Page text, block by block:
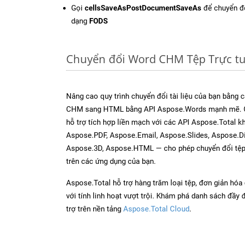
Gọi cellsSaveAsPostDocumentSaveAs để chuyển
dạng FODS
Chuyển đổi Word CHM Tệp Trực
Nâng cao quy trình chuyển đổi tài liệu của bạn bằng
CHM sang HTML bằng API Aspose.Words mạnh mẽ.
hỗ trợ tích hợp liền mạch với các API Aspose.Total
Aspose.PDF, Aspose.Email, Aspose.Slides,
Aspose.3D, Aspose.HTML — cho phép chuyển đổi
trên các ứng dụng của bạn.
Aspose.Total hỗ trợ hàng trăm loại tệp, đơn giản
với tính linh hoạt vượt trội. Khám phá danh sách đầy
trợ trên nền tảng Aspose.Total Cloud.